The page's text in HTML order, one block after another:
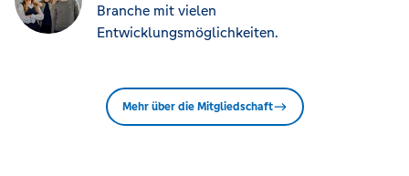
Branche mit vielen
Entwicklungsmöglichkeiten.
Mehr über die Mitgliedschaft